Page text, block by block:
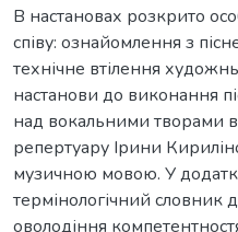
В настановах розкрито
співу: ознайомлення з
технічне втілення
настанови до виконання
над вокальними творами
репертуару Ірини
музичною мовою. У
термінологічний словник
оволодіння